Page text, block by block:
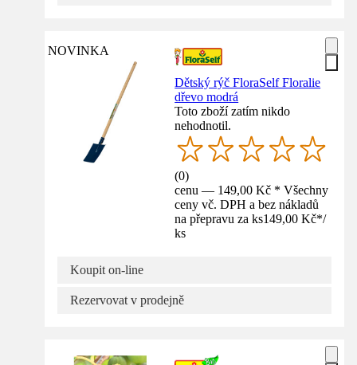
NOVINKA
Dětský rýč FloraSelf Floralie
dřevo modrá
Toto zboží zatím nikdo
nehodnotil.
(0)
cenu — 149,00 Kč * Všechny
ceny vč. DPH a bez nákladů
na přepravu za ks149,00 Kč*/
ks
Koupit on-line
Rezervovat v prodejně